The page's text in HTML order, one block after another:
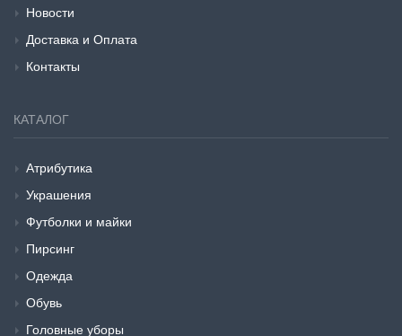
Новости
Доставка и Оплата
Контакты
КАТАЛОГ
Атрибутика
Украшения
Футболки и майки
Пирсинг
Одежда
Обувь
Головные уборы